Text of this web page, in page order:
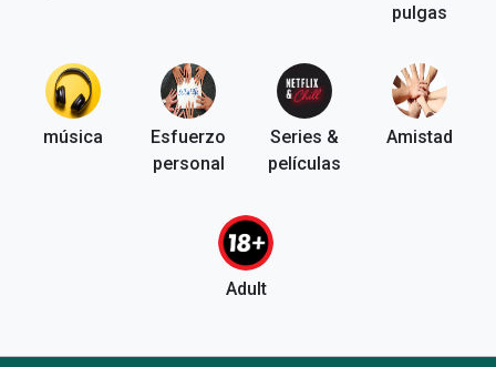
pulgas
música
Esfuerzo
personal
Series &
películas
Amistad
Adult